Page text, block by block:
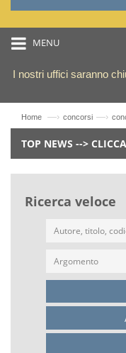
MENU
I nostri uffici saranno
Home —› concorsi —›
TOP NEWS -->
Ricerca veloce